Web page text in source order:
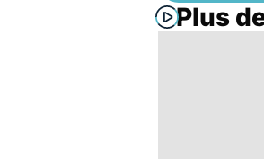
Plus